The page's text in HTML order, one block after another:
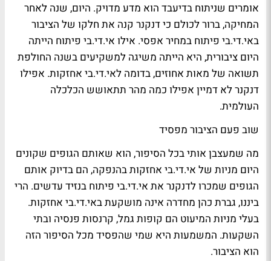
אומרים שניתוח בדיעבד הוא מדע מדויק. היום, שנה לאחר
המחיקה, ברור לכולם כי דנקנר קנה את חלקו של הציבור
באי.די.בי פיתוח במחיר אפסי. אילו אי.די.בי פיתוח הייתה
היום ציבורית, היא הייתה משיגה למשקיעים בשנה החולפת
תשואה של מאות אחוזים, בדומה לאי.די.בי אחזקות. אפילו
דנקנר לא דמיין אפילו כמה מהר תתאושש הכלכלה
העולמית.
שוב פעם הציבור מפסיד
מה שמעצבן אותי בכל הסיפור, הוא שאותם הגופים שקונים
היום מניות של אי.די.בי אחזקות בהנפקה, הם בדיוק אותם
הגופים שמכרו לדנקנר את אי.די.בי פיתוח בנזיד עדשים. הרי
ביננו, גברת כהן מחדרה אינה מושקעת באי.די.בי אחזקות.
בעלי מניות המיעוט הם קופות גמל, קרנסות פנסיה ובתי
השקעות. המשמעות היא שמי שהפסיד מכל הסיפור הזה
הוא הציבור.